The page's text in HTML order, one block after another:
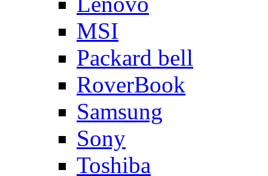
MSI
Packard bell
RoverBook
Samsung
Sony
Toshiba